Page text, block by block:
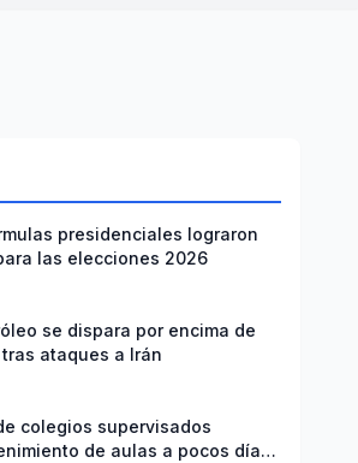
presidenciales lograron
las elecciones 2026
se dispara por encima de
ataques a Irán
colegios supervisados
de aulas a pocos días